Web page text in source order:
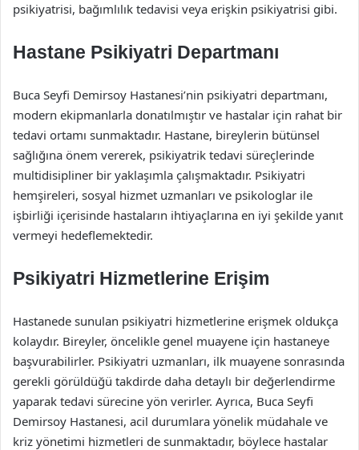
psikiyatrisi, bağımlılık tedavisi veya erişkin psikiyatrisi gibi.
Hastane Psikiyatri Departmanı
Buca Seyfi Demirsoy Hastanesi’nin psikiyatri departmanı,
modern ekipmanlarla donatılmıştır ve hastalar için rahat bir
tedavi ortamı sunmaktadır. Hastane, bireylerin bütünsel
sağlığına önem vererek, psikiyatrik tedavi süreçlerinde
multidisipliner bir yaklaşımla çalışmaktadır. Psikiyatri
hemşireleri, sosyal hizmet uzmanları ve psikologlar ile
işbirliği içerisinde hastaların ihtiyaçlarına en iyi şekilde yanıt
vermeyi hedeflemektedir.
Psikiyatri Hizmetlerine Erişim
Hastanede sunulan psikiyatri hizmetlerine erişmek oldukça
kolaydır. Bireyler, öncelikle genel muayene için hastaneye
başvurabilirler. Psikiyatri uzmanları, ilk muayene sonrasında
gerekli görüldüğü takdirde daha detaylı bir değerlendirme
yaparak tedavi sürecine yön verirler. Ayrıca, Buca Seyfi
Demirsoy Hastanesi, acil durumlara yönelik müdahale ve
kriz yönetimi hizmetleri de sunmaktadır, böylece hastalar